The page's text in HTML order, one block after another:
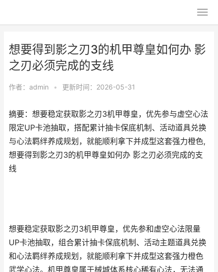
想要得到影之刃3的机甲尊皇如何办 影
之刃必须完成的支线
作者： admin • 更新时间：2026-05-31
摘要：想要稳定获取影之刃3机甲尊皇，优先参与虚空心法
限定UP卡池抽取，搭配累计抽卡保底机制、活动道具兑换
与心法羁绊养成规划，就能顺利拿下并成型这套强力橙色,
想要得到影之刃3的机甲尊皇如何办 影之刃必须完成的支
线
想要稳定获取影之刃3机甲尊皇，优先参和虚空心法限量
UP卡池抽取，组合累计抽卡保底机制、活动主题道具兑换
和心法羁绊养成规划，就能顺利拿下并成型这套强力橙色
武学心法。机甲尊皇属于械城体系核心稀有心法，无法通